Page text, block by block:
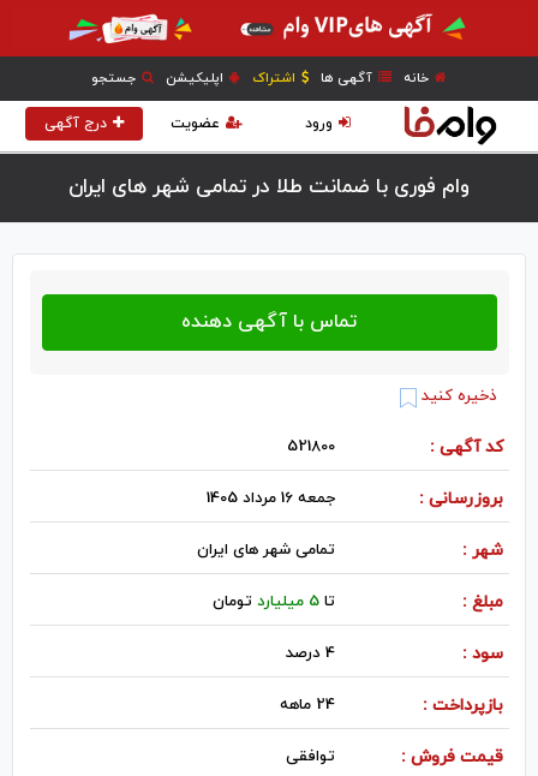
خانه آگهی ها اشتراک اپلیکیشن جستجو
درج آگهی عضویت ورود
وام فوری با ضمانت طلا در تمامی شهر های ایران
ذخیره کنید
کد آگهی : 521800
بروزرسانی : جمعه 16 مرداد 1405
شهر : تمامی شهر های ایران
مبلغ : تا5 میلیارد تومان
سود : 4 درصد
بازپرداخت : 24 ماهه
قیمت فروش : توافقی